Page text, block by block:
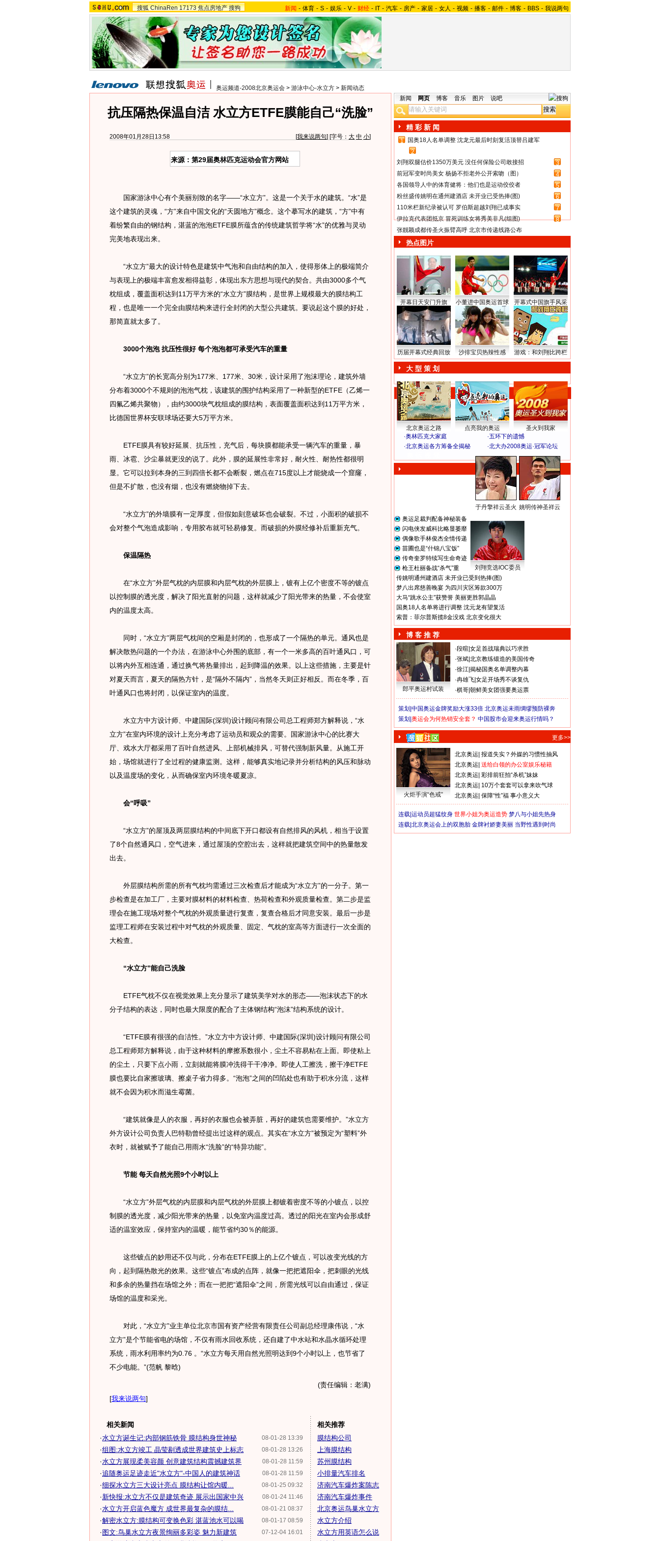
搜狐 ChinaRen 17173 焦点房地产 搜狗 新闻 - 体育 - S - 娱乐 - V - 财经 - IT - 汽车 - 房产 - 家居 - 女人 - 视频 - 播客 - 邮件 - 博客 - BBS - 我说两句
奥运频道-2008北京奥运会 > 游泳中心-水立方 > 新闻动态
抗压隔热保温自洁 水立方ETFE膜能自己“洗脸”
2008年01月28日13:58 [我来说两句] [字号： 大 中 小]
来源：第29届奥林匹克运动会官方网站
国家游泳中心有个美丽别致的名字——“水立方”。这是一个关于水的建筑。“水”是
这个建筑的灵魂，“方”来自中国文化的“天圆地方”概念。这个摹写水的建筑，“方”中有
着纷繁自由的钢结构，湛蓝的泡泡ETFE膜所蕴含的传统建筑哲学将“水”的优雅与灵动
完美地表现出来。
“水立方”最大的设计特色是建筑中气泡和自由结构的加入，使得形体上的极端简介
与表现上的极端丰富愈发相得益彰，体现出东方思想与现代的契合。共由3000多个气
枕组成，覆盖面积达到11万平方米的“水立方”膜结构，是世界上规模最大的膜结构工
程，也是唯一一个完全由膜结构来进行全封闭的大型公共建筑。要说起这个膜的好处，
那简直就太多了。
3000个泡泡 抗压性很好 每个泡泡都可承受汽车的重量
“水立方”的长宽高分别为177米、177米、30米，设计采用了泡沫理论，建筑外墙
分布着3000个不规则的泡泡气枕，该建筑的围护结构采用了一种新型的ETFE（乙烯一
四氟乙烯共聚物），由约3000块气枕组成的膜结构，表面覆盖面积达到11万平方米，
比德国世界杯安联球场还要大5万平方米。
ETFE膜具有较好延展、抗压性，充气后，每块膜都能承受一辆汽车的重量，暴
雨、冰雹、沙尘暴就更没的说了。此外，膜的延展性非常好，耐火性、耐热性都很明
显。它可以拉到本身的三到四倍长都不会断裂，燃点在715度以上才能烧成一个窟窿，
但是不扩散，也没有烟，也没有燃烧物掉下去。
“水立方”的外墙膜有一定厚度，但假如刻意破坏也会破裂。不过，小面积的破损不
会对整个气泡造成影响，专用胶布就可轻易修复。而破损的外膜经修补后重新充气。
保温隔热
在“水立方”外层气枕的内层膜和内层气枕的外层膜上，镀有上亿个密度不等的镀点
以控制膜的透光度，解决了阳光直射的问题，这样就减少了阳光带来的热量，不会使室
内的温度太高。
同时，“水立方”两层气枕间的空厢是封闭的，也形成了一个隔热的单元。通风也是
解决散热问题的一个办法，在游泳中心外围的底部，有一个一米多高的百叶通风口，可
以将内外互相连通，通过换气将热量排出，起到降温的效果。以上这些措施，主要是针
对夏天而言，夏天的隔热方针，是“隔外不隔内”，当然冬天则正好相反。而在冬季，百
叶通风口也将封闭，以保证室内的温度。
水立方中方设计师、中建国际(深圳)设计顾问有限公司总工程师郑方解释说，“水
立方”在室内环境的设计上充分考虑了运动员和观众的需要。国家游泳中心的比赛大
厅、戏水大厅都采用了百叶自然进风、上部机械排风，可替代强制新风量。从施工开
始，场馆就进行了全过程的健康监测。这样，能够真实地记录并分析结构的风压和脉动
以及温度场的变化，从而确保室内环境冬暖夏凉。
会“呼吸”
“水立方”的屋顶及两层膜结构的中间底下开口都设有自然排风的风机，相当于设置
了8个自然通风口，空气进来，通过屋顶的空腔出去，这样就把建筑空间中的热量散发
出去。
外层膜结构所需的所有气枕均需通过三次检查后才能成为“水立方”的一分子。第一
步检查是在加工厂，主要对膜材料的材料检查、热荷检查和外观质量检查。第二步是监
理会在施工现场对整个气枕的外观质量进行复查，复查合格后才同意安装。最后一步是
监理工程师在安装过程中对气枕的外观质量、固定、气枕的室高等方面进行一次全面的
大检查。
“水立方”能自己洗脸
ETFE气枕不仅在视觉效果上充分显示了建筑美学对水的形态——泡沫状态下的水
分子结构的表达，同时也最大限度的配合了主体钢结构“泡沫”结构系统的设计。
“ETFE膜有很强的自洁性。”水立方中方设计师、中建国际(深圳)设计顾问有限公司
总工程师郑方解释说，由于这种材料的摩擦系数很小，尘土不容易粘在上面。即使粘上
的尘土，只要下点小雨，立刻就能将膜冲洗得干干净净。即使人工擦洗，擦干净ETFE
膜也要比自家擦玻璃、擦桌子省力得多。“泡泡”之间的凹陷处也有助于积水分流，这样
就不会因为积水而滋生霉菌。
“建筑就像是人的衣服，再好的衣服也会被弄脏，再好的建筑也需要维护。”水立方
外方设计公司负责人巴特勒曾经提出过这样的观点。其实在“水立方”被预定为“塑料”外
衣时，就被赋予了能自己用雨水“洗脸”的“特异功能”。
节能 每天自然光照9个小时以上
“水立方”外层气枕的内层膜和内层气枕的外层膜上都镀着密度不等的小镀点，以控
制膜的透光度，减少阳光带来的热量，以免室内温度过高。透过的阳光在室内会形成舒
适的温室效应，保持室内的温暖，能节省约30％的能源。
这些镀点的妙用还不仅与此，分布在ETFE膜上的上亿个镀点，可以改变光线的方
向，起到隔热散光的效果。这些“镀点”布成的点阵，就像一把把遮阳伞，把刺眼的光线
和多余的热量挡在场馆之外；而在一把把“遮阳伞”之间，所需光线可以自由通过，保证
场馆的温度和采光。
对此，“水立方”业主单位北京市国有资产经营有限责任公司副总经理康伟说，“水
立方”是个节能省电的场馆，不仅有雨水回收系统，还自建了中水站和水晶水循环处理
系统，雨水利用率约为0.76 。“水立方每天用自然光照明达到9个小时以上，也节省了
不少电能。”(范帆 黎晗)
(责任编辑：老满)
[我来说两句]
相关新闻
08-01-28 13:39
·水立方诞生记:内部钢筋铁骨 膜结构身世神秘
08-01-28 13:26
·组图:水立方竣工 晶莹剔透成世界建筑史上标志
08-01-28 11:59
·水立方展现柔美容颜 创意建筑结构震撼建筑界
08-01-28 11:59
·追随奥运足迹走近"水立方"-中国人的建筑神话
08-01-25 09:32
·细探水立方三大设计亮点 膜结构让馆内暖...
08-01-24 11:46
·新快报:水立方不仅是建筑奇迹 展示出国家中兴
08-01-21 08:37
·水立方开启蓝色魔方 成世界最复杂的膜结...
08-01-17 08:59
·解密水立方:膜结构可变换色彩 湛蓝池水可以喝
07-12-04 16:01
·图文:鸟巢水立方夜景绚丽多彩姿 魅力新建筑
相关推荐
膜结构公司
上海膜结构
苏州膜结构
小排量汽车排名
济南汽车爆炸案陈志
济南汽车爆炸事件
北京奥运鸟巢水立方
水立方介绍
水立方用英语怎么说
新闻 网页 博客 音乐 图片 说吧
精 彩 新 闻
1
国奥18人名单调整 沈龙元最后时刻复活顶替吕建军
2
刘翔双腿估价1350万美元 没任何保险公司敢接招
3
前冠军变时尚美女 杨扬不拒老外公开索吻（图）
4
各国领导人中的体育健将：他们也是运动佼佼者
5
粉丝盛传姚明在通州建酒店 未开业已受热捧(图)
6
110米栏新纪录被认可 罗伯斯超越刘翔已成事实
7
伊拉克代表团抵京 冒死训练女将秀美非凡(组图)
8
张靓颖成都传圣火振臂高呼 北京市传递线路公布
热点图片
开幕日天安门升旗 小董进中国奥运首球 开幕式中国旗手风采
历届开幕式经典回放 沙排宝贝热辣性感 游戏：和刘翔比跨栏
大 型 策 划
北京奥运之路 点亮我的奥运
圣火到我家
·奥林匹克大家庭 ·五环下的遗憾
·北京奥运各方筹备全揭秘 ·北大办2008奥运·冠军论坛
于丹擎祥云圣火 姚明传神圣祥云
奥运足裁判配备神秘装备
闪电侠发威科比略显萎靡
偶像歌手林俊杰全情传递
苗圃也是“什锦八宝饭”
传奇奎罗特续写生命奇迹
枪王杜丽备战“杀气”重
刘翔竞选IOC委员
传姚明通州建酒店 未开业已受到热捧(图)
梦八出席慈善晚宴 为四川灾区筹款300万
大马“跳水公主”获赞誉 美丽更胜郭晶晶
国奥18人名单将进行调整 沈元龙有望复活
索普：菲尔普斯揽8金没戏 北京变化很大
博 客 推 荐
郎平奥运村试装
·段暄 女足首战瑞典以巧求胜
·张斌 北京教练锻造的美国传奇
·徐江 揭秘国奥名单调整内幕
·冉雄飞 女足开场秀不谈复仇
·棋哥 朝鲜美女团强要奥运票
策划| 中国奥运金牌奖励大涨33倍 北京奥运未雨绸缪预防裸奔
策划| 奥运会为何热销安全套？ 中国股市会迎来奥运行情吗？
更多>>
火炬手演“色戒”
北京奥运 报道失实？外媒的习惯性抽风
北京奥运 送给白领的办公室娱乐秘籍
北京奥运 彩排前狂拍“杀机”妹妹
北京奥运 10万个套套可以拿来吹气球
北京奥运 保障“性”福 事小意义大
连载| 运动员超猛纹身 世界小姐为奥运造势 梦八与小姐先热身
连载| 北京奥运会上的双胞胎 金牌衬娇妻美丽 当野性遇到时尚